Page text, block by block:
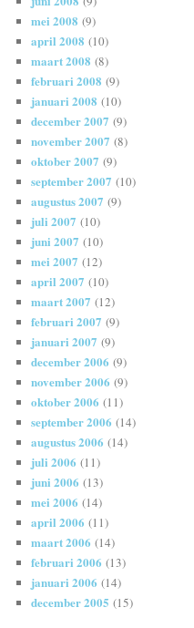
mei 2008 (9)
april 2008 (10)
maart 2008 (8)
februari 2008 (9)
januari 2008 (10)
december 2007 (9)
november 2007 (8)
oktober 2007 (9)
september 2007 (10)
augustus 2007 (9)
juli 2007 (10)
juni 2007 (10)
mei 2007 (12)
april 2007 (10)
maart 2007 (12)
februari 2007 (9)
januari 2007 (9)
december 2006 (9)
november 2006 (9)
oktober 2006 (11)
september 2006 (14)
augustus 2006 (14)
juli 2006 (11)
juni 2006 (13)
mei 2006 (14)
april 2006 (11)
maart 2006 (14)
februari 2006 (13)
januari 2006 (14)
december 2005 (15)